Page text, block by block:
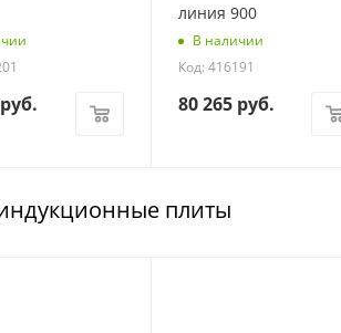
линия 900
В наличии
Код: 416191
80 265руб.
плиты